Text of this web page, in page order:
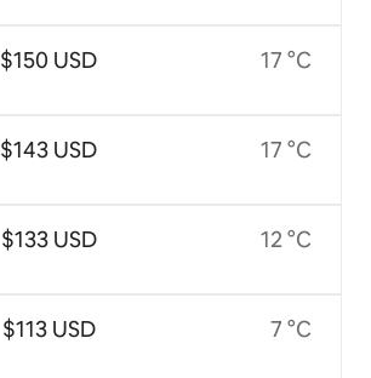
$150 USD
$143 USD
$133 USD
$113 USD
17 °C
17 °C
12 °C
7 °C